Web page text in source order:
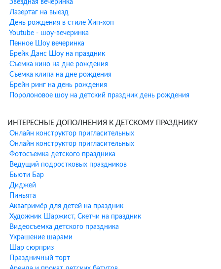
Поздравление именинника
Дополнительные шоу-
программы к анимации у метро
Народное Ополчение
К программе аниматора можно добавить профессиональные
шоу-программы:
Шоу мыльных пузырей— гигантские пузыри и удивительные
фигуры
Бумажное шоу— яркое и эффектное завершение праздника
Фокусы и иллюзии— настоящее волшебство от
профессионального фокусника
Химическое шоу
Азотное шоу
Преимущества заказа
аниматоров ХИХИ-ру у метро
Народное Ополчение
1. Фото аниматора заранее
Звездная вечеринка
Лазертаг на выезд
День рождения в стиле Хип-хоп
Youtube - шоу-вечеринка
Пенное Шоу вечеринка
Брейк Данс Шоу на праздник
Съемка кино на дне рождения
Съемка клипа на дне рождения
Брейн ринг на день рождения
Поролоновое шоу на детский праздник день рождения
ИНТЕРЕСНЫЕ ДОПОЛНЕНИЯ К ДЕТСКОМУ ПРАЗДНИКУ
Онлайн конструктор пригласительных
Онлайн конструктор пригласительных
Фотосъемка детского праздника
Ведущий подростковых праздников
Бьюти Бар
Диджей
Пиньята
Аквагримёр для детей на праздник
Художник Шаржист, Скетчи на праздник
Видеосъемка детского праздника
Украшение шарами
Шар сюрприз
Праздничный торт